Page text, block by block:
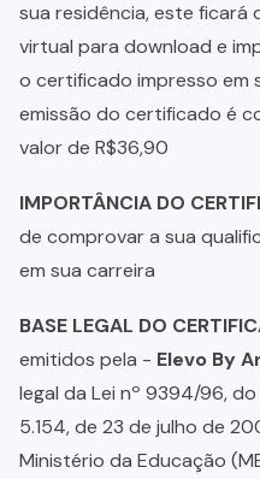
sua residência, este ficará
virtual para download e
o certificado impresso em
emissão do certificado é
valor de R$36,90
IMPORTÂNCIA DO
de comprovar a sua
em sua carreira
BASE LEGAL DO
emitidos pela - Elevo By
legal da Lei nº 9394/96,
5.154, de 23 de julho de
Ministério da Educação